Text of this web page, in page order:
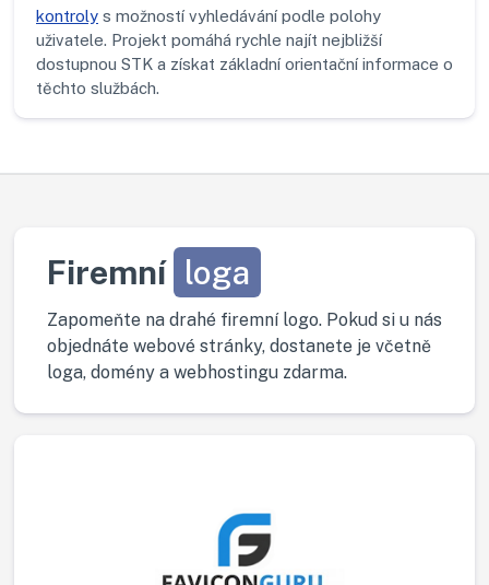
kontroly s možností vyhledávání podle polohy
uživatele. Projekt pomáhá rychle najít nejbližší
dostupnou STK a získat základní orientační informace o
těchto službách.
Firemní loga
Zapomeňte na drahé firemní logo. Pokud si u nás
objednáte webové stránky, dostanete je včetně
loga, domény a webhostingu zdarma.